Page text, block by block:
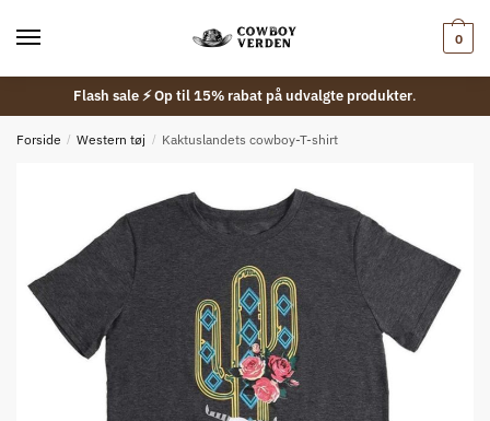
0
Flash sale ⚡ Op til 15% rabat på udvalgte produkter.
Forside / Western tøj / Kaktuslandets cowboy-T-shirt